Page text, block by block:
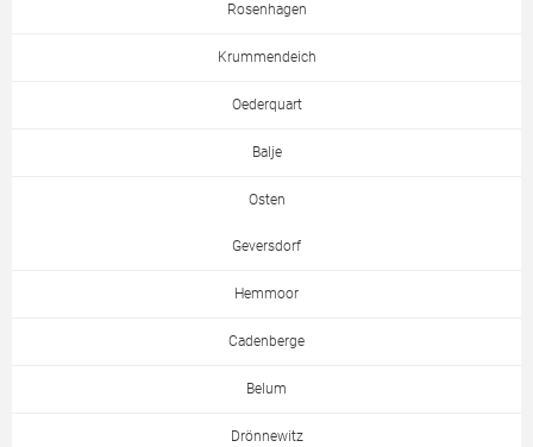
Rosenhagen
Krummendeich
Oederquart
Balje
Osten
Geversdorf
Hemmoor
Cadenberge
Belum
Drönnewitz